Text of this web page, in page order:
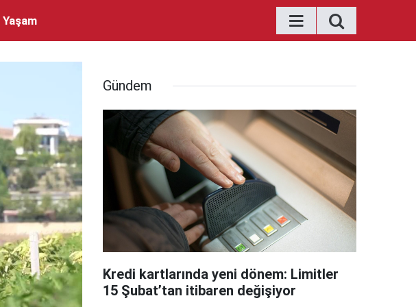
Yaşam
Gündem
Kredi kartlarında yeni dönem: Limitler
15 Şubat’tan itibaren değişiyor